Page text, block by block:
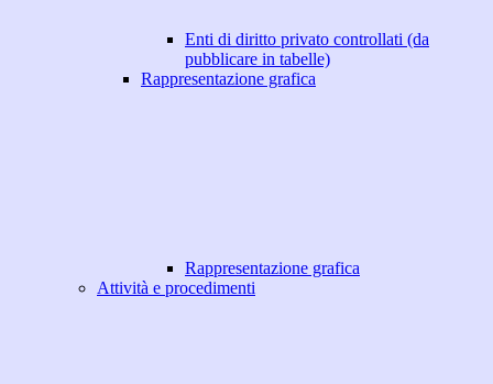
Enti di diritto privato controllati (da
pubblicare in tabelle)
Rappresentazione grafica
Rappresentazione grafica
Attività e procedimenti